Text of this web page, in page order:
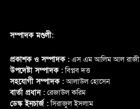
সম্পাদক মণ্ডলী:
প্রকাশক ও সম্পাদক : এস এম আলিম আল রাজী
উপদেষ্টা সম্পাদক :বিপ্লব দত্ত
সহযোগী সম্পাদক :আলাউল হোসেন
বার্তা প্রধান : রেজাউল করিম
ডেস্ক ইনচার্জ :সিরাজুল ইসলাম